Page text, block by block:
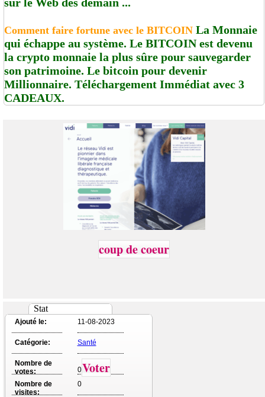
Comment faire fortune avec le BITCOIN La Monnaie
qui échappe au système. Le BITCOIN est devenu
la crypto monnaie la plus sûre pour sauvegarder
son patrimoine. Le bitcoin pour devenir
Millionnaire. Téléchargement Immédiat avec 3
CADEAUX.
coup de coeur
Stat
Ajouté le: 11-08-2023
Catégorie: Santé
Nombre de
votes:
0Voter
Nombre de
visites:
0